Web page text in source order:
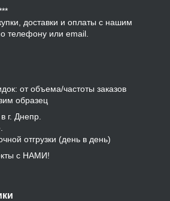
доставки и оплаты с нашим
телефону или email.
от объема/частоты заказов
образец
г. Днепр.
отгрузки (день в день)
с НАМИ!